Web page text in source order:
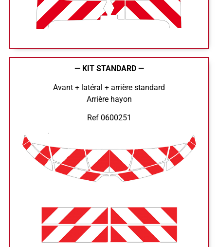
— KIT STANDARD —
Avant + latéral + arrière standard
Arrière hayon
Ref 0600251